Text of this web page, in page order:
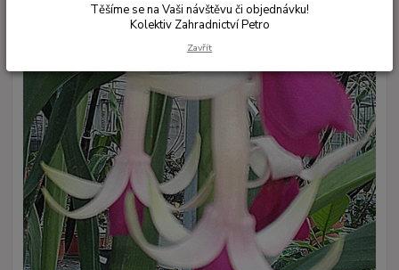
Těšíme se na Vaši návštěvu či objednávku!
Kolektiv Zahradnictví Petro
Zavřít